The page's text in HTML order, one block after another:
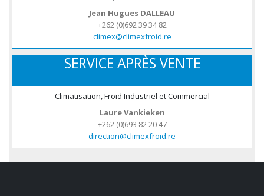
Jean Hugues DALLEAU
+262 (0)692 39 34 82
climex@climexfroid.re
SERVICE APRÈS VENTE
Climatisation, Froid Industriel et Commercial
Laure Vankieken
+262 (0)693 82 20 47
direction@climexfroid.re